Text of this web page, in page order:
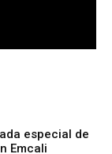
especial de
Emcali